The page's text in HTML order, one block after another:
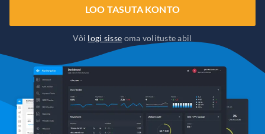
LOO TASUTA KONTO
Või logi sisse oma volituste abil